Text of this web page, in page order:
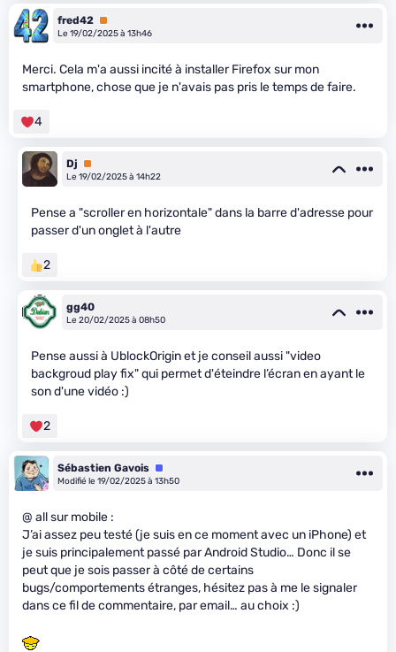
fred42 Premium
Le 19/02/2025 à 13h46
Merci. Cela m'a aussi incité à installer Firefox sur mon
smartphone, chose que je n'avais pas pris le temps de faire.
4
Dj
Premium
Le 19/02/2025 à 14h22
Pense a "scroller en horizontale" dans la barre d'adresse pour
passer d'un onglet à l'autre
2
gg40
Le 20/02/2025 à 08h50
Pense aussi à UblockOrigin et je conseil aussi "video
backgroud play fix" qui permet d'éteindre l’écran en ayant le
son d'une vidéo :)
2
Sébastien Gavois Équipe
Modifié le 19/02/2025 à 13h50
@ all sur mobile :
J’ai assez peu testé (je suis en ce moment avec un iPhone) et
je suis principalement passé par Android Studio… Donc il se
peut que je sois passer à côté de certains
bugs/comportements étranges, hésitez pas à me le signaler
dans ce fil de commentaire, par email… au choix :)